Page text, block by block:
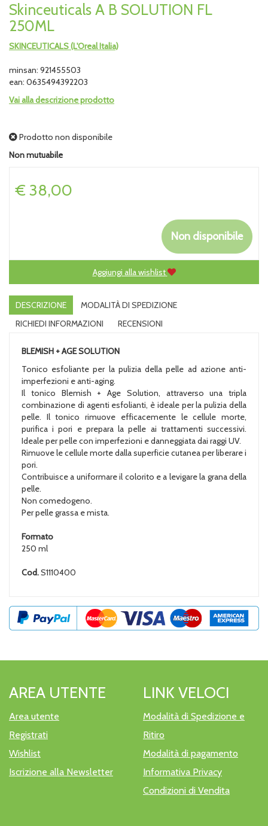
Skinceuticals A B SOLUTION FL
250ML
SKINCEUTICALS (L'Oreal Italia)
minsan: 921455503
ean: 0635494392203
Vai alla descrizione prodotto
Prodotto non disponibile
Non mutuabile
Prezzo
€ 38,00
Non disponibile
Aggiungi alla wishlist
DESCRIZIONE
MODALITÀ DI SPEDIZIONE
RICHIEDI INFORMAZIONI
RECENSIONI
BLEMISH + AGE SOLUTION
Tonico esfoliante per la pulizia della pelle ad azione anti-
imperfezioni e anti-aging.
Il tonico Blemish + Age Solution, attraverso una tripla
combinazione di agenti esfolianti, è ideale per la pulizia della
pelle. Il tonico rimuove efficacemente le cellule morte,
purifica i pori e prepara la pelle ai trattamenti successivi.
Ideale per pelle con imperfezioni e danneggiata dai raggi UV.
Rimuove le cellule morte dalla superficie cutanea per liberare i
pori.
Contribuisce a uniformare il colorito e a levigare la grana della
pelle.
Non comedogeno.
Per pelle grassa e mista.
Formato
250 ml
Cod.S1110400
AREA UTENTE
Area utente
Registrati
Wishlist
Iscrizione alla Newsletter
LINK VELOCI
Modalità di Spedizione e
Ritiro
Modalità di pagamento
Informativa Privacy
Condizioni di Vendita